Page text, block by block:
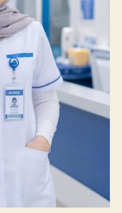
Kompetensi
Nasional